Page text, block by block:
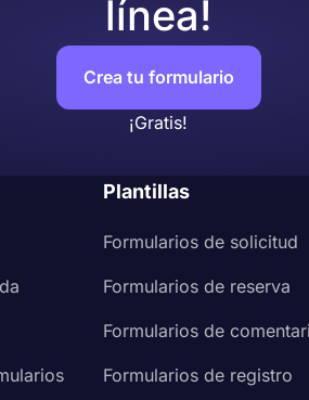
línea!
Crea tu formulario
¡Gratis!
Plantillas
Formularios de solicitud
Formularios de reserva
Formularios de
Formularios de registro